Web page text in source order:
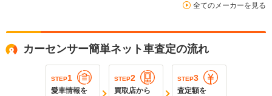
全てのメーカーを見る
カーセンサー簡単ネット車査定の流れ
STEP1
愛車情報を
STEP2
買取店から
STEP3
査定額を